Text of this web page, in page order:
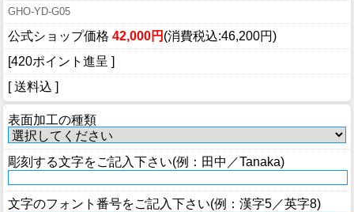
GHO-YD-G05
公式ショップ価格 42,000円 (消費税込:46,200円)
[420ポイント進呈 ]
[ 送料込 ]
表面加工の種類
彫刻する文字をご記入下さい(例：田中／Tanaka)
文字のフォント番号をご記入下さい(例：漢字5／英字8)